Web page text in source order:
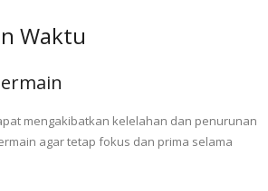
Waktu
mengakibatkan kelelahan dan penurunan
agar tetap fokus dan prima selama